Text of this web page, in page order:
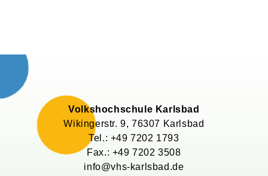
Volkshochschule Karlsbad
Wikingerstr. 9, 76307 Karlsbad
Tel.: +49 7202 1793
Fax.: +49 7202 3508
info@vhs-karlsbad.de